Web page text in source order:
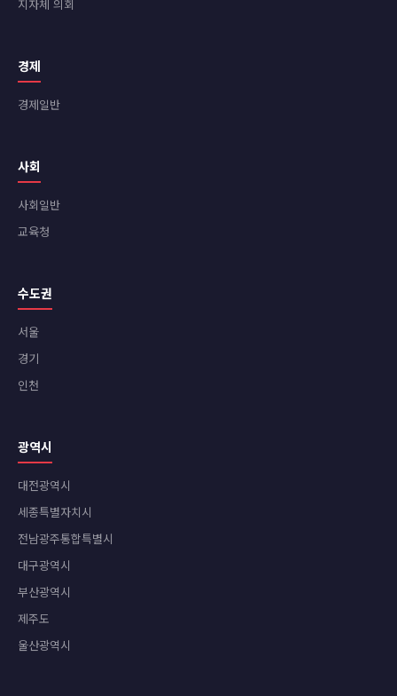
지자체 의회
경제
경제일반
사회
사회일반
교육청
수도권
서울
경기
인천
광역시
대전광역시
세종특별자치시
전남광주통합특별시
대구광역시
부산광역시
제주도
울산광역시